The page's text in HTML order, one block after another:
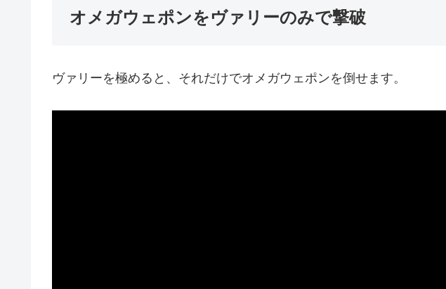
オメガウェポンをヴァリーのみで撃破
ヴァリーを極めると、それだけでオメガウェポンを倒せます。